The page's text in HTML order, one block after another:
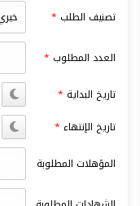
تصنيف الطلب
العدد المطلوب
تاريخ البداية
تاريخ الإنتهاء
المؤهلات المطلوبة